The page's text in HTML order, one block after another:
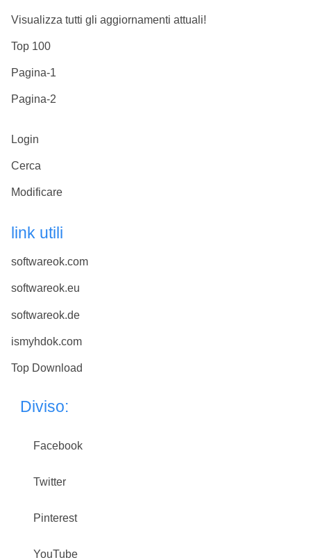
Visualizza tutti gli aggiornamenti attuali!
Top 100
Pagina-1
Pagina-2
Login
Cerca
Modificare
link utili
softwareok.com
softwareok.eu
softwareok.de
ismyhdok.com
Top Download
Diviso:
Facebook
Twitter
Pinterest
YouTube